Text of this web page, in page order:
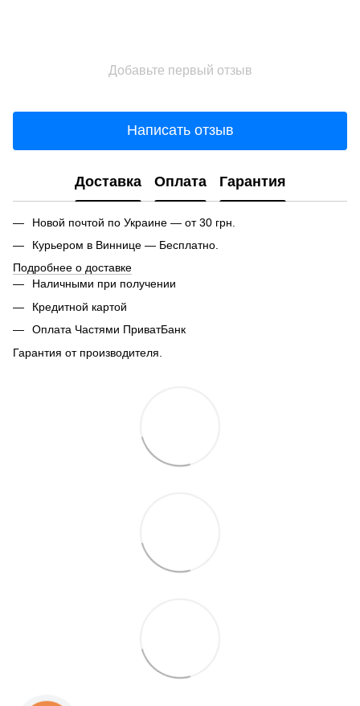
Добавьте первый отзыв
Написать отзыв
Доставка Оплата Гарантия
Новой почтой по Украине — от 30 грн.
Курьером в Виннице — Бесплатно.
Подробнее о доставке
Наличными при получении
Кредитной картой
Оплата Частями ПриватБанк
Гарантия от производителя.